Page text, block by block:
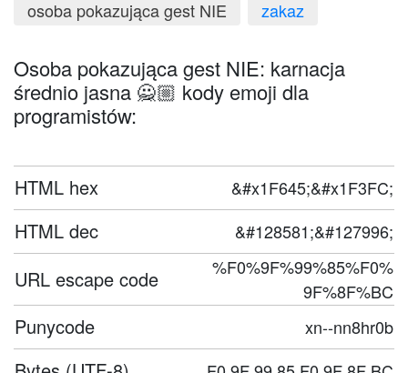
osoba pokazująca gest NIE
zakaz
Osoba pokazująca gest NIE: karnacja
średnio jasna 🙅🏼 kody emoji dla
programistów:
HTML hex &#x1F645;&#x1F3FC;
HTML dec &#128581;&#127996;
URL escape code
%F0%9F%99%85%F0%
9F%8F%BC
Punycode xn--nn8hr0b